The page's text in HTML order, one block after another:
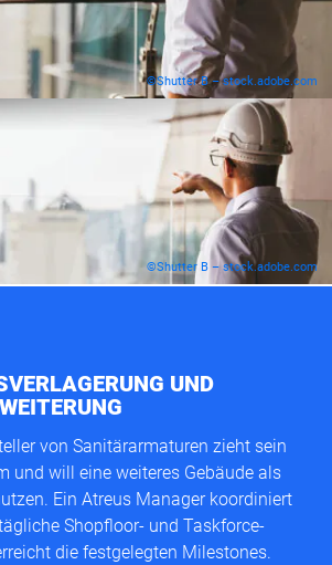
©Shutter B – stock.adobe.com
©Shutter B – stock.adobe.com
UND
von Sanitärarmaturen zieht sein
und will eine weiteres Gebäude als
Ein Atreus Manager koordiniert
Shopfloor- und Taskforce-
die festgelegten Milestones.